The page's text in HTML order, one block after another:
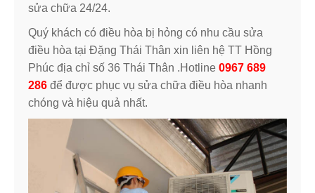
sửa chữa 24/24.
Quý khách có điều hòa bị hỏng có nhu cầu sửa
điều hòa tại Đặng Thái Thân xin liên hệ TT Hồng
Phúc địa chỉ số 36 Thái Thân .Hotline 0967 689
286 để được phục vụ sửa chữa điều hòa nhanh
chóng và hiệu quả nhất.